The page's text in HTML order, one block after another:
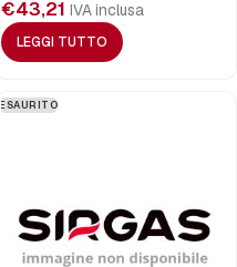
€43,21 IVA inclusa
LEGGI TUTTO
ESAURITO